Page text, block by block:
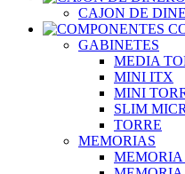
CAJON DE
GABINETES
MEDIA
MINI ITX
MINI
SLIM
TORRE
MEMORIAS